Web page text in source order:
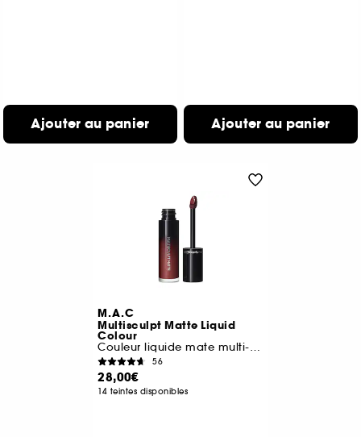
Ajouter au panier Ajouter au panier
M.A.C
Multisculpt Matte Liquid
Colour
Couleur liquide mate multi-usages
56
28,00€
14 teintes disponibles